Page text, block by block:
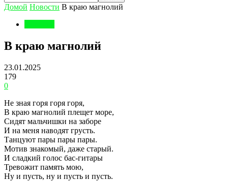
Домой Новости В краю магнолий
В краю магнолий
23.01.2025
179
0
Не зная горя горя горя,
В краю магнолий плещет море,
Сидят мальчишки на заборе
И на меня наводят грусть.
Танцуют пары пары пары.
Мотив знакомый, даже старый.
И сладкий голос бас-гитары
Тревожит память мою,
Ну и пусть, ну и пусть и пусть.